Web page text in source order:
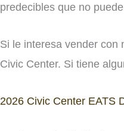
predecibles que no
Si le interesa vender con
Civic Center. Si tiene
2026 Civic Center EATS